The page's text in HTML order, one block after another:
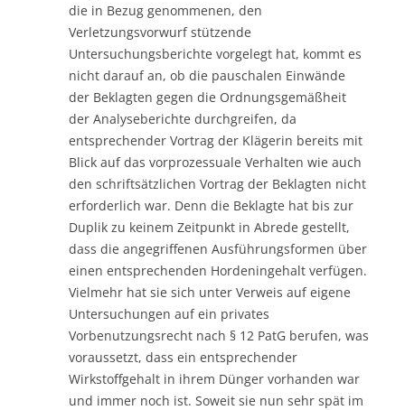
die in Bezug genommenen, den
Verletzungsvorwurf stützende
Untersuchungsberichte vorgelegt hat, kommt es
nicht darauf an, ob die pauschalen Einwände
der Beklagten gegen die Ordnungsgemäßheit
der Analyseberichte durchgreifen, da
entsprechender Vortrag der Klägerin bereits mit
Blick auf das vorprozessuale Verhalten wie auch
den schriftsätzlichen Vortrag der Beklagten nicht
erforderlich war. Denn die Beklagte hat bis zur
Duplik zu keinem Zeitpunkt in Abrede gestellt,
dass die angegriffenen Ausführungsformen über
einen entsprechenden Hordeningehalt verfügen.
Vielmehr hat sie sich unter Verweis auf eigene
Untersuchungen auf ein privates
Vorbenutzungsrecht nach § 12 PatG berufen, was
voraussetzt, dass ein entsprechender
Wirkstoffgehalt in ihrem Dünger vorhanden war
und immer noch ist. Soweit sie nun sehr spät im